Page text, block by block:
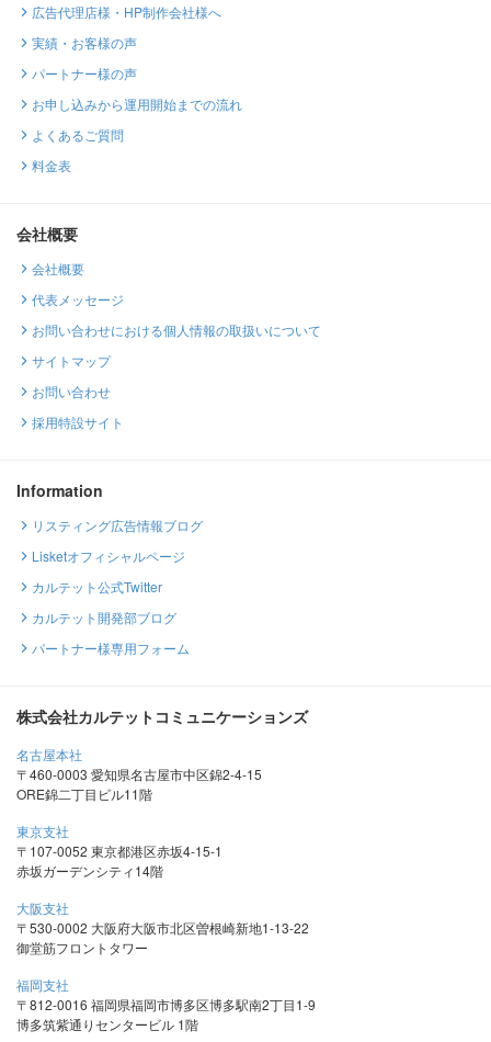
広告代理店様・HP制作会社様へ
実績・お客様の声
パートナー様の声
お申し込みから運用開始までの流れ
よくあるご質問
料金表
会社概要
会社概要
代表メッセージ
お問い合わせにおける個人情報の取扱いについて
サイトマップ
お問い合わせ
採用特設サイト
Information
リスティング広告情報ブログ
Lisketオフィシャルページ
カルテット公式Twitter
カルテット開発部ブログ
パートナー様専用フォーム
株式会社カルテットコミュニケーションズ
名古屋本社
〒460-0003 愛知県名古屋市中区錦2-4-15
ORE錦二丁目ビル11階
東京支社
〒107-0052 東京都港区赤坂4-15-1
赤坂ガーデンシティ14階
大阪支社
〒530-0002 大阪府大阪市北区曽根崎新地1-13-22
御堂筋フロントタワー
福岡支社
〒812-0016 福岡県福岡市博多区博多駅南2丁目1-9
博多筑紫通りセンタービル 1階